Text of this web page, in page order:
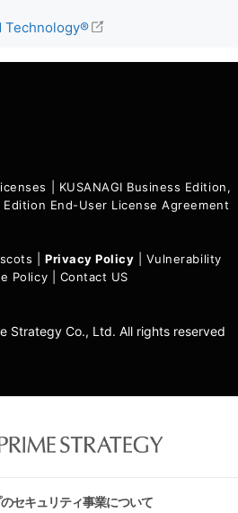
Technology®
KUSANAGI Business Edition,
End-User License Agreement
Privacy Policy
Vulnerability
Policy
Contact US
Strategy Co., Ltd. All rights reserved
セキュリティ事業について